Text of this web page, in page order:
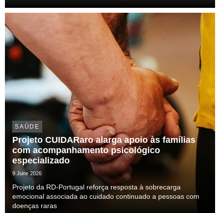
de um diploma verdadeiramente transformado...
SAÚDE
Projeto CUIDARaro alarga apoio às famílias
com acompanhamento psicológico
especializado
9 June 2026
Projeto da RD-Portugal reforça resposta à sobrecarga
emocional associada ao cuidado continuado a pessoas com
doenças raras